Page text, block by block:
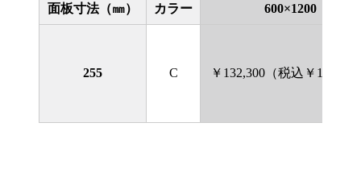
面板寸法（㎜） カラー 600×1200
255 C ￥132,300（税込￥